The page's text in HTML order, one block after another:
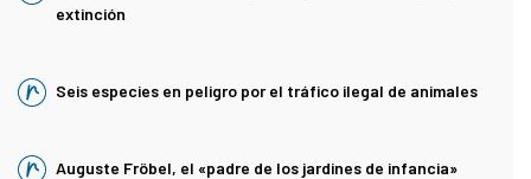
extinción
Seis especies en peligro por el tráfico ilegal de animales
Auguste Fröbel, el «padre de los jardines de infancia»